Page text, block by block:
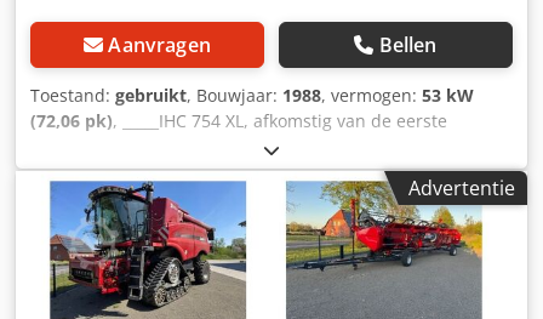
Aanvragen Bellen
Toestand: gebruikt, Bouwjaar: 1988, vermogen: 53 kW
(72,06 pk), _____IHC 754 XL, afkomstig van de eerste
eigenaar, in uitstekende staat. Bedrijfstijden: ca. 8.600 uur.
Bouwjaar: 1988. Voorste hefinrichting. Voorste aftakas. 30
km/u versnellingsbak. Crodpfx Agozdmutsgef Prijs: €
24.500,00 (exclusief BTW). Locatie: null
Advertentie